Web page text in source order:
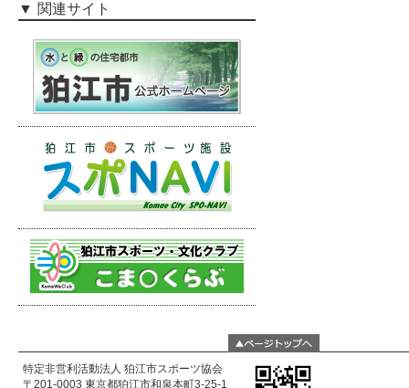
関連サイト
特定非営利活動法人 狛江市スポーツ協会
〒201-0003 東京都狛江市和泉本町3-25-1